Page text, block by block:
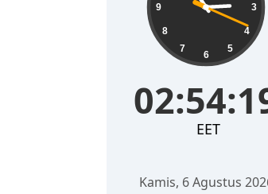
3
4
5
6
7
8
9
EET
Kamis, 6 Agustus